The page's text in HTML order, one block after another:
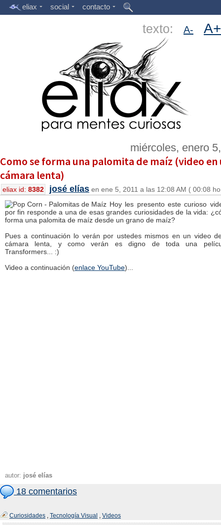
eliax social contacto
texto: A- A+
miércoles, enero
Como se forma una palomita de maíz (video
cámara lenta)
eliax id: 8382 josé elías en ene 5, 2011 a las 12:08 AM ( 00:08
Hoy les presento este curioso
por fin responde a una de esas grandes curiosidades de la vida:
forma una palomita de maíz desde un grano de maíz?
Pues a continuación lo verán por ustedes mismos en un video
cámara lenta, y como verán es digno de toda una
Transformers... :)
Video a continuación (enlace YouTube)...
autor: josé elías
18 comentarios
Curiosidades , Tecnología Visual , Videos